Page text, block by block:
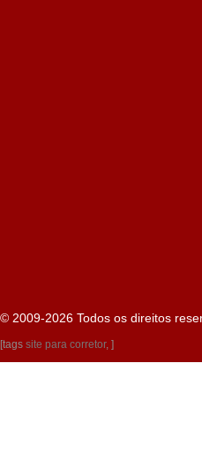
© 2009-2026 Todos os direitos
[tags site para corretor, ]